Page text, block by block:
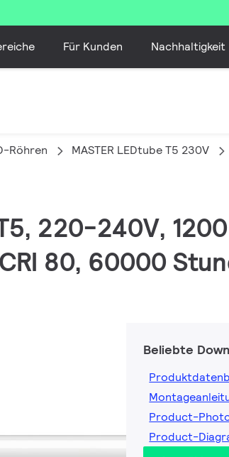
Für Kunden Nachhaltigkeit
Röhren MASTER LEDtube T5 230V
220-240V,
80, 60000
Beliebte
Product-
Product-